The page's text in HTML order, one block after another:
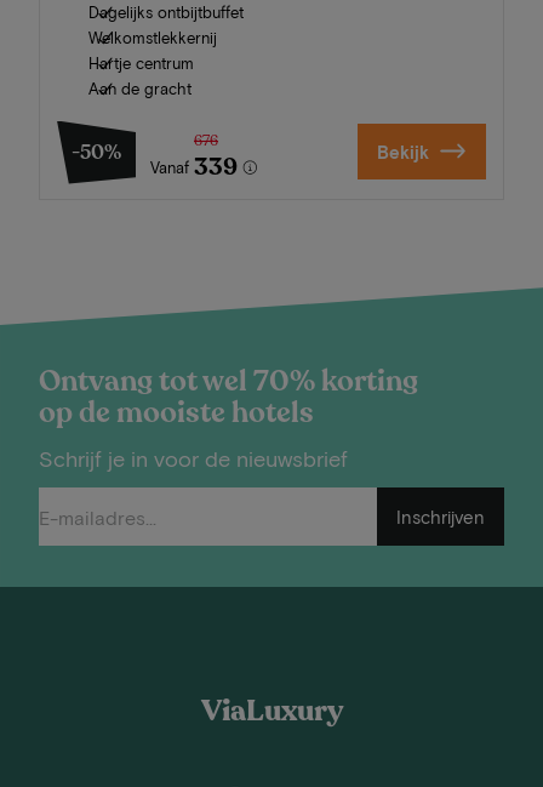
Dagelijks ontbijtbuffet
Welkomstlekkernij
Hartje centrum
Aan de gracht
-50%
Vanaf
676
339 Bekijk
Ontvang tot wel 70% korting
op de mooiste hotels
Schrijf je in voor de nieuwsbrief
Inschrijven
ViaLuxury